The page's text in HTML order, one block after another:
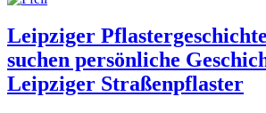
Leipziger
suchen persönliche
Leipziger Straßenpflaster